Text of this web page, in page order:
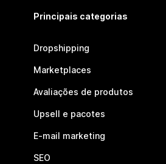
Principais categorias
Dropshipping
Marketplaces
Avaliações de produtos
Upsell e pacotes
E-mail marketing
SEO